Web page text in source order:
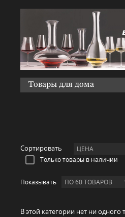
Товары для дома
Сортировать
ЦЕНА
Только товары в наличии
Показывать ПО 60 ТОВАРОВ
В этой категории нет ни одного